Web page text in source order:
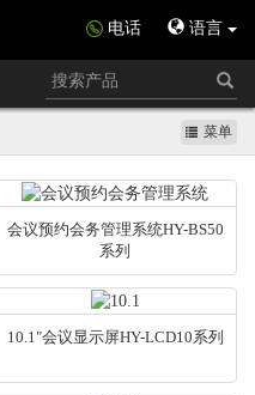
电话 语言
菜单
会议预约会务管理系统HY-BS50
系列
10.1"会议显示屏HY-LCD10系列